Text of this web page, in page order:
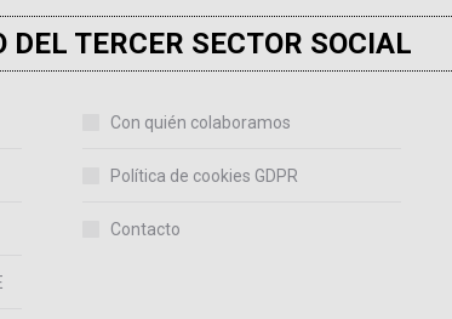
DEL TERCER SECTOR SOCIAL
Con quién colaboramos
Política de cookies GDPR
Contacto